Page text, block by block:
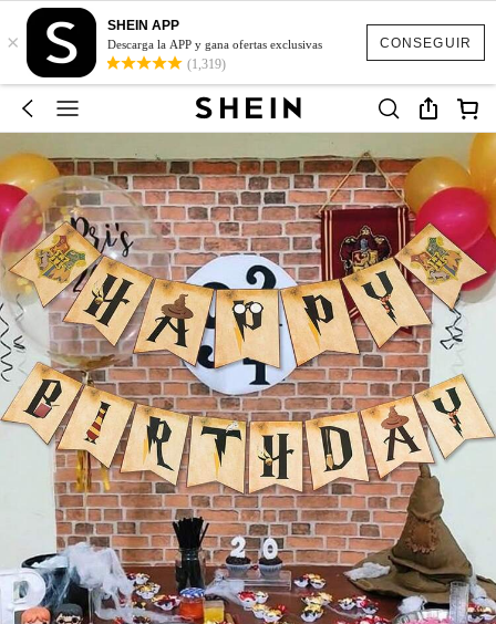
CONSEGUIR
×
SHEIN APP
Descarga la APP y gana ofertas exclusivas
(1,319)